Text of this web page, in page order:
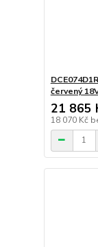
červený
21 865
18 070 Kč